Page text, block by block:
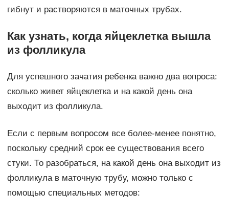
гибнут и растворяются в маточных трубах.
Как узнать, когда яйцеклетка вышла
из фолликула
Для успешного зачатия ребенка важно два вопроса:
сколько живет яйцеклетка и на какой день она
выходит из фолликула.
Если с первым вопросом все более-менее понятно,
поскольку средний срок ее существования всего
стуки. То разобраться, на какой день она выходит из
фолликула в маточную трубу, можно только с
помощью специальных методов: